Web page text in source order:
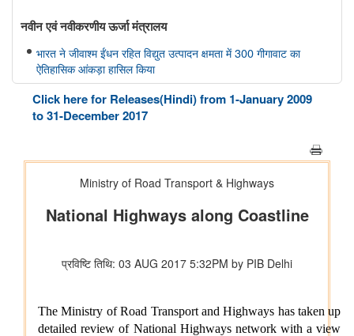
नवीन एवं नवीकरणीय ऊर्जा मंत्रालय
भारत ने जीवाश्म ईंधन रहित विद्युत उत्पादन क्षमता में 300 गीगावाट का
ऐतिहासिक आंकड़ा हासिल किया
विज्ञान एवं प्रौद्योगिकी मंत्रालय
सामाजिक न्‍याय एवं अधिकारिता मंत्रालय
पिछले तीन वित्त वर्षों के दौरान कर्नाटक में अनुसूचित जाति के विद्यार्थियों के
लिए पोस्ट-मैट्रिक छात्रवृत्ति के अंतर्गत 1,178.20 करोड़ रुपये की केंद्रीय
आर्थिक बाधाओं से लेकर शैक्षिक आकांक्षाओं तक: छात्रवृत्ति सहायता ने गणेश
वित्तीय बाधाओं से लेकर शैक्षिक आकांक्षाओं तक: अनु प्रिया को बी.टेक की
पढ़ाई पूरी करने में छात्रवृत्ति सहायता ने कैसे मदद की
Click here for Releases(Hindi) from 1-January 2009
to 31-December 2017